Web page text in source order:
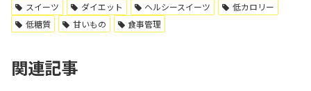
スイーツ
ダイエット ヘルシースイーツ
低カロリー
低糖質
甘いもの 食事管理
関連記事